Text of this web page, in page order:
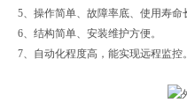
5、操作简单、故障率底、使用寿命
6、结构简单、安装维护方便。
7、自动化程度高，能实现远程监控。